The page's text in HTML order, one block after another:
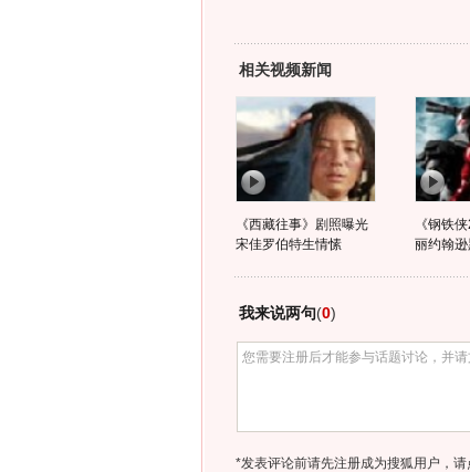
相关视频新闻
《西藏往事》剧照曝光
宋佳罗伯特生情愫
《钢铁
丽约翰
我来说两句(0)
*发表评论前请先注册成为搜狐用户，请